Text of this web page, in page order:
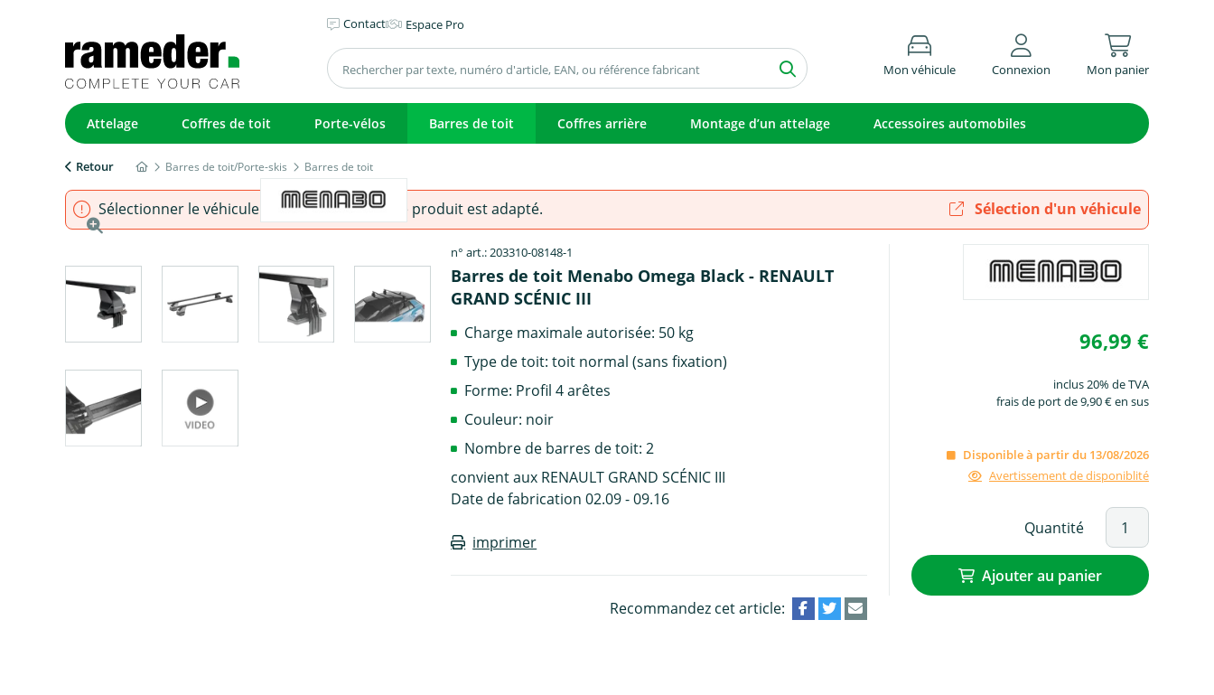
Contact Espace Pro
Mon véhicule Connexion Mon panier
Attelage Coffres de toit Porte-vélos Barres de toit Coffres arrière Montage d’un attelage Accessoires automobiles
Retour Barres de toit/Porte-skis Barres de toit
Sélectionner le véhicule pour s'assurer que le produit est adapté. Sélection d'un véhicule
n° art.: 203310-08148-1
Barres de toit Menabo Omega Black - RENAULT
GRAND SCÉNIC III
Charge maximale autorisée: 50 kg
Type de toit: toit normal (sans fixation)
Forme: Profil 4 arêtes
Couleur: noir
Nombre de barres de toit: 2
convient aux RENAULT GRAND SCÉNIC III
Date de fabrication 02.09 - 09.16
imprimer
Recommandez cet article:
96,99 €
inclus 20% de TVA
frais de port de 9,90 € en sus
Disponible à partir du 13/08/2026
Avertissement de disponiblité
Quantité
Ajouter au panier